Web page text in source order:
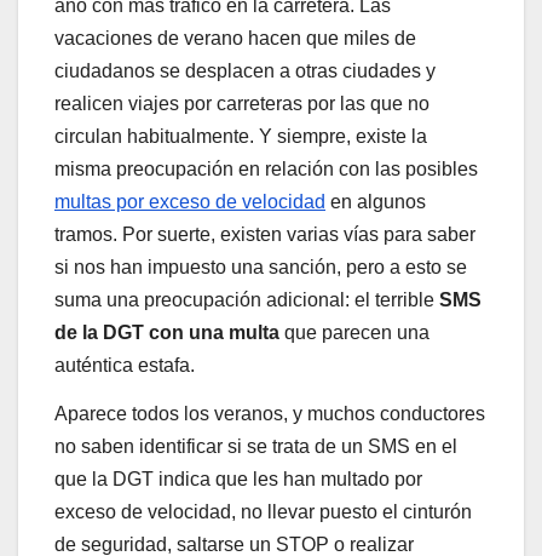
año con más tráfico en la carretera. Las
vacaciones de verano hacen que miles de
ciudadanos se desplacen a otras ciudades y
realicen viajes por carreteras por las que no
circulan habitualmente. Y siempre, existe la
misma preocupación en relación con las posibles
multas por exceso de velocidad en algunos
tramos. Por suerte, existen varias vías para saber
si nos han impuesto una sanción, pero a esto se
suma una preocupación adicional: el terrible SMS
de la DGT con una multa que parecen una
auténtica estafa.
Aparece todos los veranos, y muchos conductores
no saben identificar si se trata de un SMS en el
que la DGT indica que les han multado por
exceso de velocidad, no llevar puesto el cinturón
de seguridad, saltarse un STOP o realizar